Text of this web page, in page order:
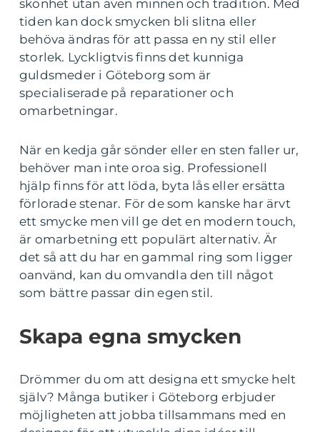
skönhet utan även minnen och tradition. Med
tiden kan dock smycken bli slitna eller
behöva ändras för att passa en ny stil eller
storlek. Lyckligtvis finns det kunniga
guldsmeder i Göteborg som är
specialiserade på reparationer och
omarbetningar.
När en kedja går sönder eller en sten faller ur,
behöver man inte oroa sig. Professionell
hjälp finns för att löda, byta lås eller ersätta
förlorade stenar. För de som kanske har ärvt
ett smycke men vill ge det en modern touch,
är omarbetning ett populärt alternativ. Är
det så att du har en gammal ring som ligger
oanvänd, kan du omvandla den till något
som bättre passar din egen stil.
Skapa egna smycken
Drömmer du om att designa ett smycke helt
själv? Många butiker i Göteborg erbjuder
möjligheten att jobba tillsammans med en